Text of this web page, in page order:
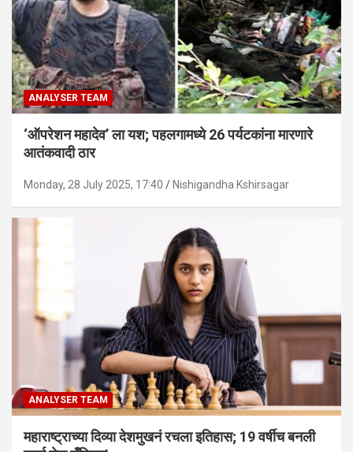
ANALYSER TEAM
‘ऑपरेशन महादेव’ ला यश; पहलगामध्ये 26 पर्यटकांना मारणारे
आतंकवादी ठार
Monday, 28 July 2025, 17:40 Nishigandha Kshirsagar
ANALYSER TEAM
महाराष्ट्राच्या दिव्या देशमुखनं रचला इतिहास; 19 वर्षीच बनली